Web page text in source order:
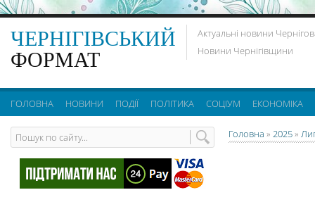
ЧЕРНІГІВСЬКИЙ
ФОРМАТ
Актуальні новини
Новини Чернігівщини
ГОЛОВНА НОВИНИ ПОДІЇ ПОЛІТИКА СОЦІУМ ЕКОНОМІКА
Головна » 2025»